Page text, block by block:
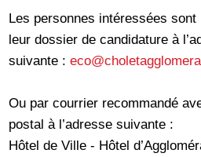
Les personnes intéressées
leur dossier de candidature à
suivante :
Ou par courrier recommandé
postal à l’adresse suivante :
Hôtel de Ville - Hôtel